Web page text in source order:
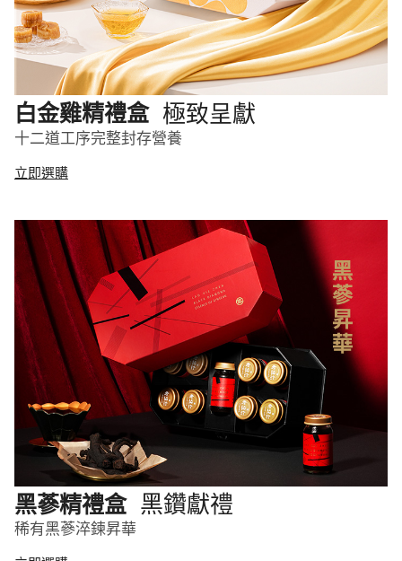
白金雞精禮盒 極致呈獻
十二道工序完整封存營養
立即選購
黑蔘精禮盒 黑鑽獻禮
稀有黑蔘淬鍊昇華